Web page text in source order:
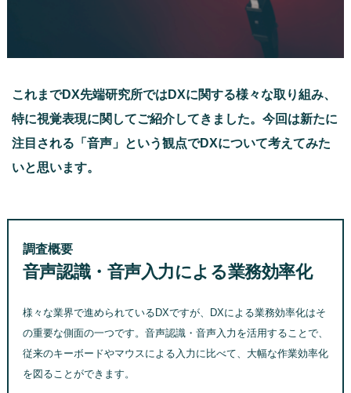
これまでDX先端研究所ではDXに関する様々な取り組み、
特に視覚表現に関してご紹介してきました。今回は新たに
注目される「音声」という観点でDXについて考えてみた
いと思います。
調査概要
音声認識・音声入力による業務効率化
様々な業界で進められているDXですが、DXによる業務効率化はそ
の重要な側面の一つです。音声認識・音声入力を活用することで、
従来のキーボードやマウスによる入力に比べて、大幅な作業効率化
を図ることができます。